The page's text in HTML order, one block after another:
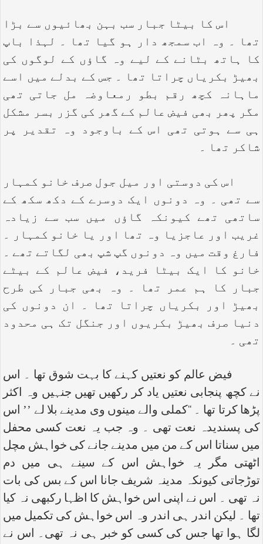
اس کا بیٹا جبار سب بہن بھائیوں سے بڑا
تھا ۔ وہ اب سمجھ دار ہو گیا تھا ۔ لہذا باپ
کا ہاتھ بٹانے کے لیے وہ گاؤں کے لوگوں کی
بھیڑ بکریاں چراتا تھا ۔ جس کے بدلے میں اسے
ماہانہ کچھ رقم بطو رمعاوضہ مل جاتی تھی
مگر پھر بھی فیض عالم کے گھر کی گزر بسر مشکل
ہی سے ہوتی تھی اس کے باوجود وہ تقدیر پر
شاکر تھا ۔
اس کی دوستی اور میل جول صرف خانو کمہار
سے تھی ۔ وہ دونوں ایک دوسرے کے دکھ سکھ کے
ساتھی تھے کیونکہ گاؤں میں سب سے زیادہ
غریب اور عاجزیا وہ تھا اور یا خانو کمہار ۔
فارغ وقت میں وہ دونوں گپ شپ بھی لگاتے تھے ۔
خانو کا ایک بیٹا فرید، فیض عالم کے بیٹے
جبار کا ہم عمر تھا ۔ وہ بھی جبار کی طرح
بھیڑ اور بکریاں چراتا تھا ۔ ان دونوں کی
دنیا صرف بھیڑ بکریوں اور جنگل تک ہی محدود
تھی ۔
فیض عالم کو نعتیں کہنے کا بہت شوق تھا ۔ اس
نے کچھ پنجابی نعتیں یاد کر رکھیں تھیں جنہیں وہ اکثر
پڑھا کرتا تھا ۔ ‘‘کملی والے مینوں وی مدینے بلا لے ’’ اس
کی پسندیدہ نعت تھی ۔ وہ جب یہ نعت کسی محفل
میں سناتا اس کے من میں مدینے جانے کی خواہش مچل
اٹھتی مگر یہ خواہش اس کے سینے ہی میں دم
توڑجاتی کیونکہ مدینہ شریف جانا اس کے بس کی بات
نہ تھی ۔ اس نے اپنی اس خواہش کا اظہا رکبھی نہ کیا
تھا ۔ لیکن اندر ہی اندر وہ اس خواہش کی تکمیل میں
لگا ہوا تھا جس کی کسی کو خبر ہی نہ تھی۔ اس نے